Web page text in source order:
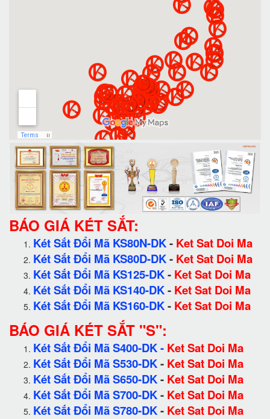
BÁO GIÁ KÉT SẮT:
Két Sắt Đổi Mã KS80N-DK- Ket Sat Doi Ma
Két Sắt Đổi Mã KS80D-DK- Ket Sat Doi Ma
Két Sắt Đổi Mã KS125-DK- Ket Sat Doi Ma
Két Sắt Đổi Mã KS140-DK- Ket Sat Doi Ma
Két Sắt Đổi Mã KS160-DK- Ket Sat Doi Ma
BÁO GIÁ KÉT SẮT "S":
Két Sắt Đổi Mã S400-DK- Ket Sat Doi Ma
Két Sắt Đổi Mã S530-DK- Ket Sat Doi Ma
Két Sắt Đổi Mã S650-DK- Ket Sat Doi Ma
Két Sắt Đổi Mã S700-DK- Ket Sat Doi Ma
Két Sắt Đổi Mã S780-DK- Ket Sat Doi Ma